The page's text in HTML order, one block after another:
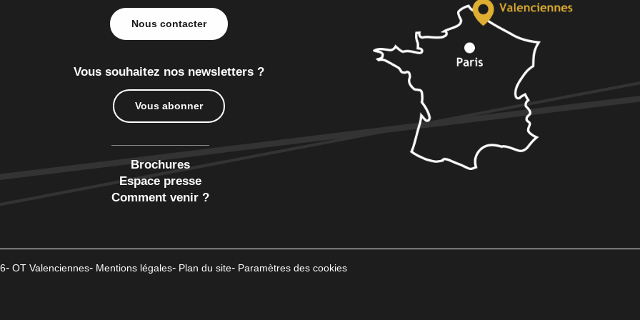
Nous contacter
Vous souhaitez nos newsletters ?
Vous abonner
Brochures
Espace presse
Comment venir ?
OT Valenciennes Mentions légales Plan du site Paramètres des cookies